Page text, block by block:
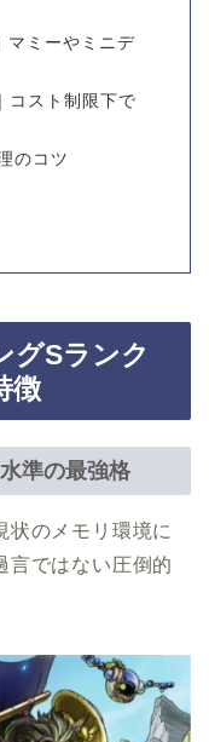
マミーやミニデ
コスト制限下で
のコツ
グSランク
徴
準の最強格
状のメモリ環境に
言ではない圧倒的